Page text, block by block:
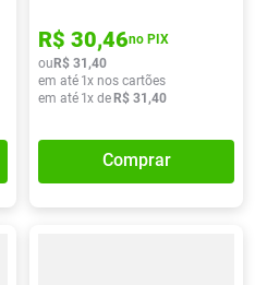
R$ 30,46no PIX
ouR$ 31 ,40
em até 1x nos cartões
em até 1x deR$ 31 ,40
Comprar